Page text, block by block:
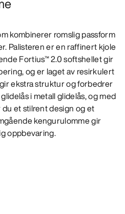
kombinerer romslig passform
Palisteren er en raffinert kjole
Fortius™ 2.0 softshellet gir
og er laget av resirkulert
ekstra struktur og forbedrer
i metall glidelås, og med
et stilrent design og et
kengurulomme gir
oppbevaring.